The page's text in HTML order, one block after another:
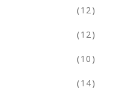
(12)
(12)
(10)
(14)